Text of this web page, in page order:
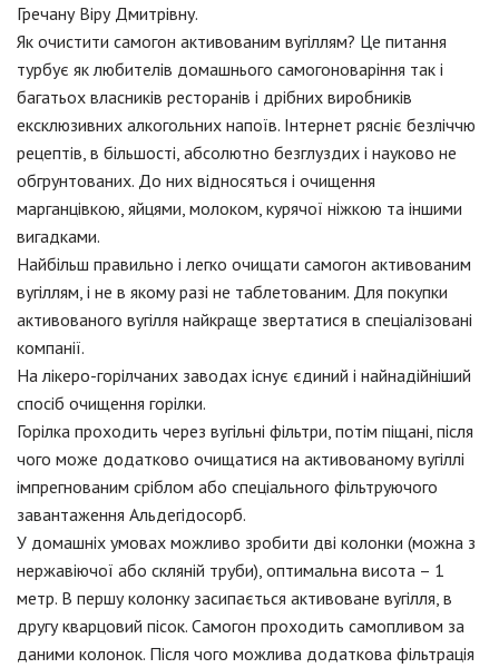
Гречану Віру Дмитрівну.
Як очистити самогон активованим вугіллям? Це питання
турбує як любителів домашнього самогоноваріння так і
багатьох власників ресторанів і дрібних виробників
ексклюзивних алкогольних напоїв. Інтернет рясніє безліччю
рецептів, в більшості, абсолютно безглуздих і науково не
обгрунтованих. До них відносяться і очищення
марганцівкою, яйцями, молоком, курячої ніжкою та іншими
вигадками.
Найбільш правильно і легко очищати самогон активованим
вугіллям, і не в якому разі не таблетованим. Для покупки
активованого вугілля найкраще звертатися в спеціалізовані
компанії.
На лікеро-горілчаних заводах існує єдиний і найнадійніший
спосіб очищення горілки.
Горілка проходить через вугільні фільтри, потім піщані, після
чого може додатково очищатися на активованому вугіллі
імпрегнованим сріблом або спеціального фільтруючого
завантаження Альдегідосорб.
У домашніх умовах можливо зробити дві колонки (можна з
нержавіючої або скляній труби), оптимальна висота – 1
метр. В першу колонку засипається активоване вугілля, в
другу кварцовий пісок. Самогон проходить самопливом за
даними колонок. Після чого можлива додаткова фільтрація